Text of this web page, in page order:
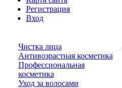
Регистрация
Вход
Чистка лица
Антивозрастная косметика
Профессиональная
косметика
Уход за волосами